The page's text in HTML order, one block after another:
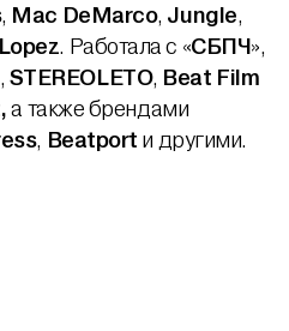
, Mac DeMarco, Jungle,
. Работала с «СБПЧ»,
, STEREOLETO, Beat Film
а также брендами
, Beatport и другими.